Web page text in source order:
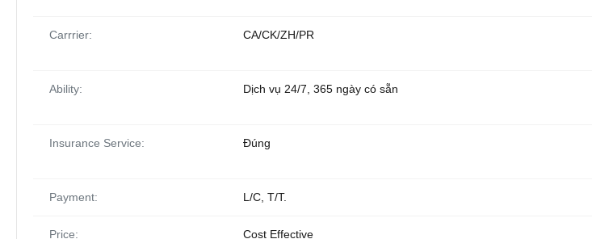
Carrrier: CA/CK/ZH/PR
Ability: Dịch vụ 24/7, 365 ngày có sẵn
Insurance Service: Đúng
Payment: L/C, T/T.
Price: Cost Effective